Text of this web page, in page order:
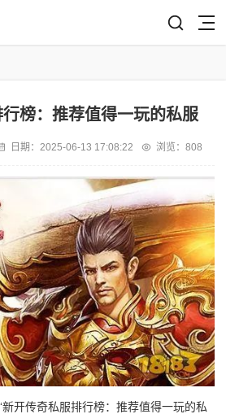
榜：推荐值得一玩的私服
日期： 2025-06-13 17:08:22 浏览：808
开传奇私服排行榜：推荐值得一玩的私